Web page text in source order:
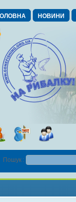
НОВИНИ
Пошук :